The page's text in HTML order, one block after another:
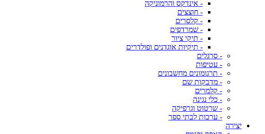
- אינדקס והרמוניקה
- חוצצים
- קלסרים
- שמרדפים
- תיקי ציור
- תיקיות אוגדנים ופולדרים
- סרגלים
- עטיפות
- תרגומונים מחשבונים
- מדבקות שם
- קלמרים
- כלי נגינה
- שרטוט וגרפיקה
- ערכות לבתי ספר
יצירה